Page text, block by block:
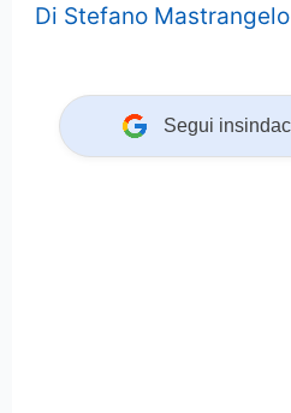
Di Stefano Mastrangelo
Segui